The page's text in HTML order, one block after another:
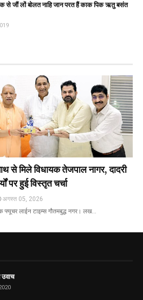
से जौं लों बोलत नाहि जान परत हैं काक पिक ऋतु बसंत
से मिले विधायक तेजपाल नागर, दादरी
पर हुई विस्तृत चर्चा
अगस्त 05, 2026
फ्यूचर लाईन टाइम्स गौतमबुद्ध नगर। लख…